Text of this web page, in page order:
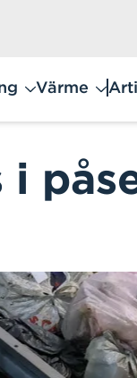
Värme